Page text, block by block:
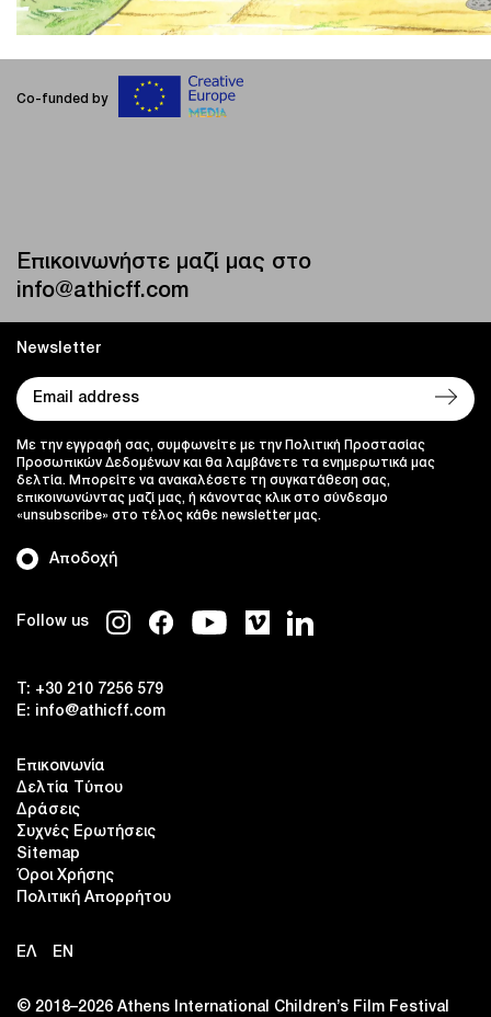
Co-funded by
Επικοινωνήστε μαζί μας στο
info@athicff.com
Follow us
T: +30 210 7256 579
E:
info@athicff.com
Επικοινωνία
Δελτία Τύπου
Δράσεις
Συχνές Ερωτήσεις
Sitemap
Όροι Χρήσης
Πολιτική Απορρήτου
ΕΛ EN
Newsletter
Αποδοχή
Με την εγγραφή σας, συμφωνείτε με την Πολιτική Προστασίας
Προσωπικών Δεδομένων και θα λαμβάνετε τα ενημερωτικά μας
δελτία. Μπορείτε να ανακαλέσετε τη συγκατάθεση σας,
επικοινωνώντας μαζί μας, ή κάνοντας κλικ στο σύνδεσμο
«unsubscribe» στο τέλος κάθε newsletter μας.
© 2018–2026 Αthens International Children’s Film Festival